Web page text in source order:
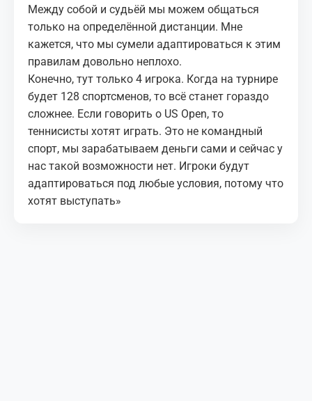
Между собой и судьёй мы можем общаться
только на определённой дистанции. Мне
кажется, что мы сумели адаптироваться к этим
правилам довольно неплохо.
Конечно, тут только 4 игрока. Когда на турнире
будет 128 спортсменов, то всё станет гораздо
сложнее. Если говорить о US Open, то
теннисисты хотят играть. Это не командный
спорт, мы зарабатываем деньги сами и сейчас у
нас такой возможности нет. Игроки будут
адаптироваться под любые условия, потому что
хотят выступать»